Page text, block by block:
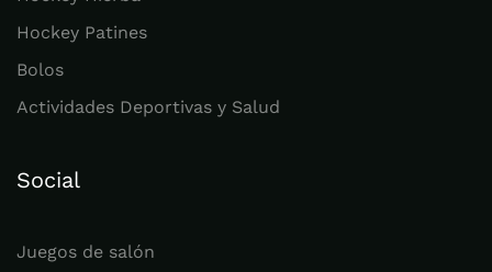
Hockey Patines
Bolos
Actividades Deportivas y Salud
Social
Juegos de salón